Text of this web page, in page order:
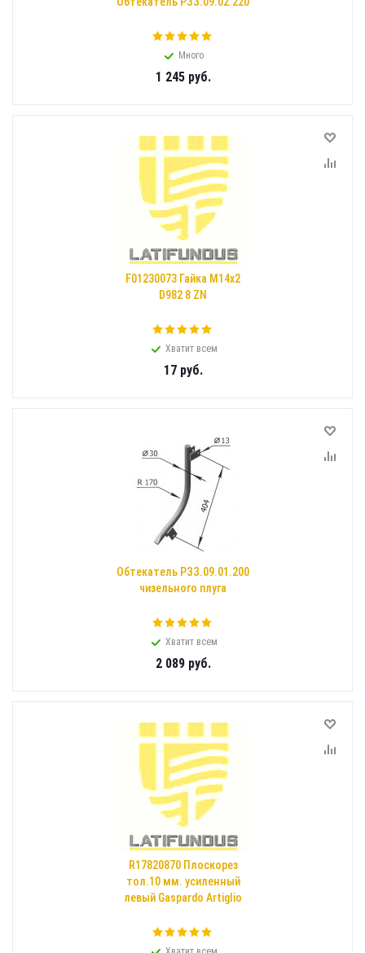
Много
1 245руб.
F01230073 Гайка M14х2
D982 8 ZN
Хватит всем
17руб.
Обтекатель РЗЗ.09.01.200
чизельного плуга
Хватит всем
2 089руб.
R17820870 Плоскорез
тол.10 мм. усиленный
левый Gaspardo Artiglio